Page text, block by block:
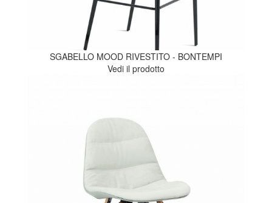
SGABELLO MOOD RIVESTITO - BONTEMPI
Vedi il prodotto